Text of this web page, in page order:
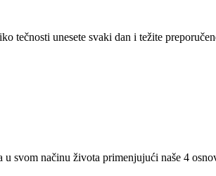
tečnosti unesete svaki dan i težite
svom načinu života primenjujući naše 4